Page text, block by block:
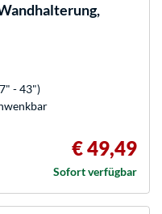
- 43")
€ 49,49
Sofort verfügbar